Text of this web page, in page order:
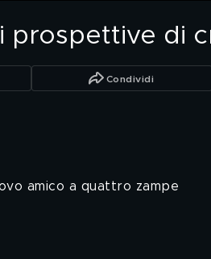
prospettive di
Condividi
amico a quattro zampe